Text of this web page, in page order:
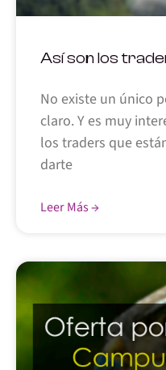
Así son los
No existe un único
claro. Y es muy
los traders que
darte
Leer Más →